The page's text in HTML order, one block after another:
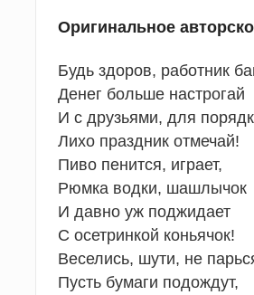
Оригинальное
Будь здоров, работник
Денег больше настрогай
И с друзьями, для
Лихо праздник отмечай!
Пиво пенится, играет,
Рюмка водки, шашлычок
И давно уж поджидает
С осетринкой коньячок!
Веселись, шути, не
Пусть бумаги подождут,